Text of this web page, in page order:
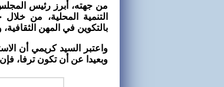
من جهته، أبرز رئيس
التنمية المحلية، من
بالتكوين في المهن
واعتبر السيد كريمي أن
وبعيدا عن أن تكون ترفا،